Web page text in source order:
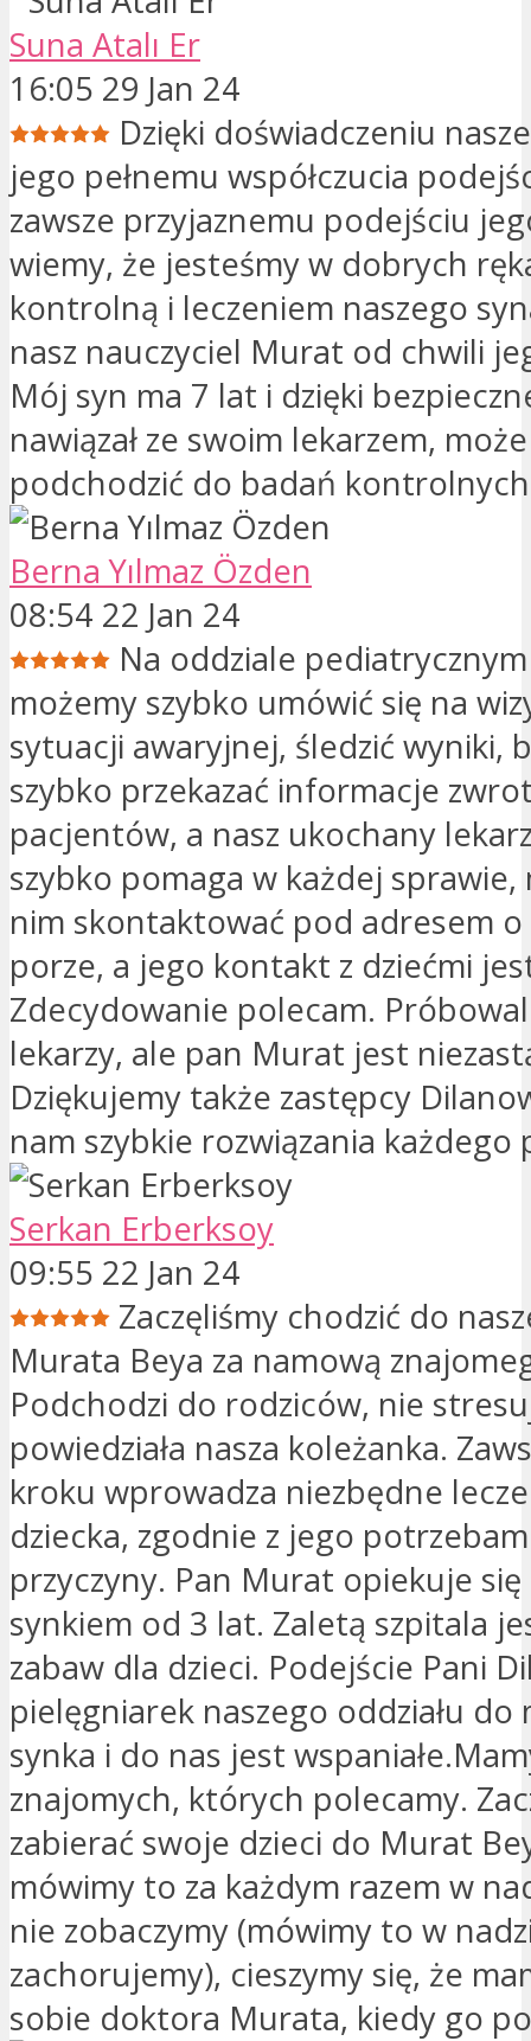
Suna Atalı Er
16:05 29 Jan 24
Dzięki doświadczeniu
jego pełnemu współczucia
zawsze przyjaznemu podejściu
wiemy, że jesteśmy w dobrych
kontrolną i leczeniem naszego
nasz nauczyciel Murat od chwili
Mój syn ma 7 lat i dzięki
nawiązał ze swoim lekarzem,
podchodzić do badań
Berna Yılmaz Özden
08:54 22 Jan 24
Na oddziale
możemy szybko umówić się na
sytuacji awaryjnej, śledzić wyniki,
szybko przekazać informacje
pacjentów, a nasz ukochany
szybko pomaga w każdej sprawie,
nim skontaktować pod adresem o
porze, a jego kontakt z dziećmi
Zdecydowanie polecam.
lekarzy, ale pan Murat jest
Dziękujemy także zastępcy
nam szybkie rozwiązania
Serkan Erberksoy
09:55 22 Jan 24
Zaczęliśmy chodzić do
Murata Beya za namową
Podchodzi do rodziców, nie
powiedziała nasza koleżanka.
kroku wprowadza niezbędne
dziecka, zgodnie z jego
przyczyny. Pan Murat opiekuje się
synkiem od 3 lat. Zaletą szpitala
zabaw dla dzieci. Podejście Pani
pielęgniarek naszego oddziału do
synka i do nas jest
znajomych, których polecamy.
zabierać swoje dzieci do Murat
mówimy to za każdym razem w
nie zobaczymy (mówimy to w
zachorujemy), cieszymy się, że
sobie doktora Murata, kiedy go